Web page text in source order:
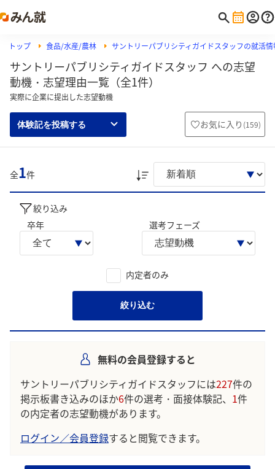
トップ 食品/水産/農林 サントリーパブリシティガイドスタッフの就活情
サントリーパブリシティガイドスタッフ への志望
動機・志望理由一覧（全1件）
実際に企業に提出した志望動機
体験記を投稿する お気に入り (159)
全1件
絞り込み
卒年
選考フェーズ
内定者のみ
絞り込む
無料の会員登録すると
サントリーパブリシティガイドスタッフには227件の
掲示板書き込みのほか6件の選考・面接体験記、 1件
の内定者の志望動機があります。
ログイン／会員登録すると閲覧できます。